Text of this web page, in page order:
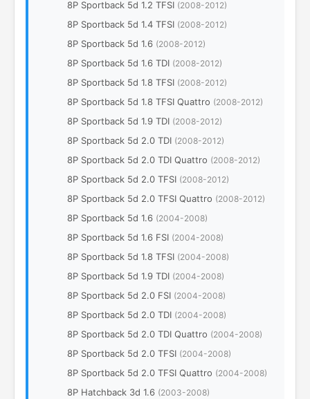
8P Sportback 5d 1.2 TFSI (2008-2012)
8P Sportback 5d 1.4 TFSI (2008-2012)
8P Sportback 5d 1.6 (2008-2012)
8P Sportback 5d 1.6 TDI (2008-2012)
8P Sportback 5d 1.8 TFSI (2008-2012)
8P Sportback 5d 1.8 TFSI Quattro (2008-2012)
8P Sportback 5d 1.9 TDI (2008-2012)
8P Sportback 5d 2.0 TDI (2008-2012)
8P Sportback 5d 2.0 TDI Quattro (2008-2012)
8P Sportback 5d 2.0 TFSI (2008-2012)
8P Sportback 5d 2.0 TFSI Quattro (2008-2012)
8P Sportback 5d 1.6 (2004-2008)
8P Sportback 5d 1.6 FSI (2004-2008)
8P Sportback 5d 1.8 TFSI (2004-2008)
8P Sportback 5d 1.9 TDI (2004-2008)
8P Sportback 5d 2.0 FSI (2004-2008)
8P Sportback 5d 2.0 TDI (2004-2008)
8P Sportback 5d 2.0 TDI Quattro (2004-2008)
8P Sportback 5d 2.0 TFSI (2004-2008)
8P Sportback 5d 2.0 TFSI Quattro (2004-2008)
8P Hatchback 3d 1.6 (2003-2008)